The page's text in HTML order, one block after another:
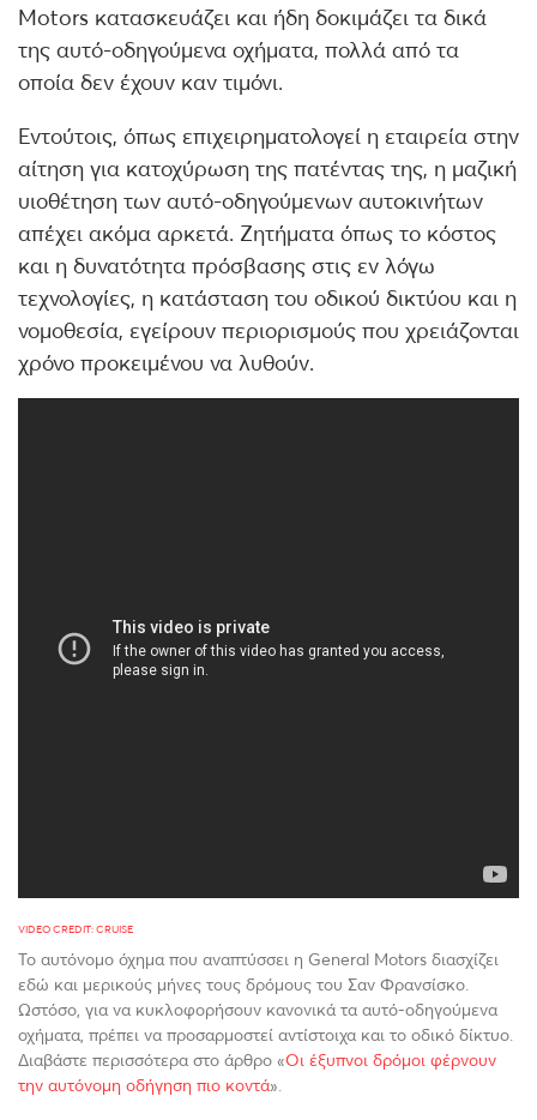
Motors κατασκευάζει και ήδη δοκιμάζει τα δικά
της αυτό-οδηγούμενα οχήματα, πολλά από τα
οποία δεν έχουν καν τιμόνι.
Εντούτοις, όπως επιχειρηματολογεί η εταιρεία στην
αίτηση για κατοχύρωση της πατέντας της, η μαζική
υιοθέτηση των αυτό-οδηγούμενων αυτοκινήτων
απέχει ακόμα αρκετά. Ζητήματα όπως το κόστος
και η δυνατότητα πρόσβασης στις εν λόγω
τεχνολογίες, η κατάσταση του οδικού δικτύου και η
νομοθεσία, εγείρουν περιορισμούς που χρειάζονται
χρόνο προκειμένου να λυθούν.
VIDEO CREDIT: CRUISE
Το αυτόνομο όχημα που αναπτύσσει η General Motors διασχίζει
εδώ και μερικούς μήνες τους δρόμους του Σαν Φρανσίσκο.
Ωστόσο, για να κυκλοφορήσουν κανονικά τα αυτό-οδηγούμενα
οχήματα, πρέπει να προσαρμοστεί αντίστοιχα και το οδικό δίκτυο.
Διαβάστε περισσότερα στο άρθρο «Οι έξυπνοι δρόμοι φέρνουν
την αυτόνομη οδήγηση πιο κοντά».